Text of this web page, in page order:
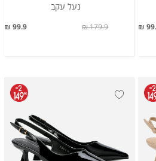
נעל עקב
99.9 ₪ 179.9 ₪